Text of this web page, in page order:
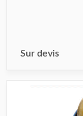
Sur devis